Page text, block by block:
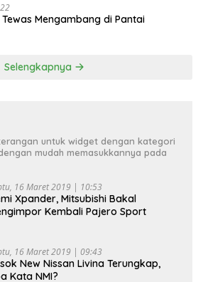
Mengambang di Pantai
Selengkapnya
untuk widget dengan kategori
mudah memasukkannya pada
16 Maret 2019 | 10:53
Xpander, Mitsubishi Bakal
Kembali Pajero Sport
16 Maret 2019 | 09:43
New Nissan Livina Terungkap,
Kata NMI?